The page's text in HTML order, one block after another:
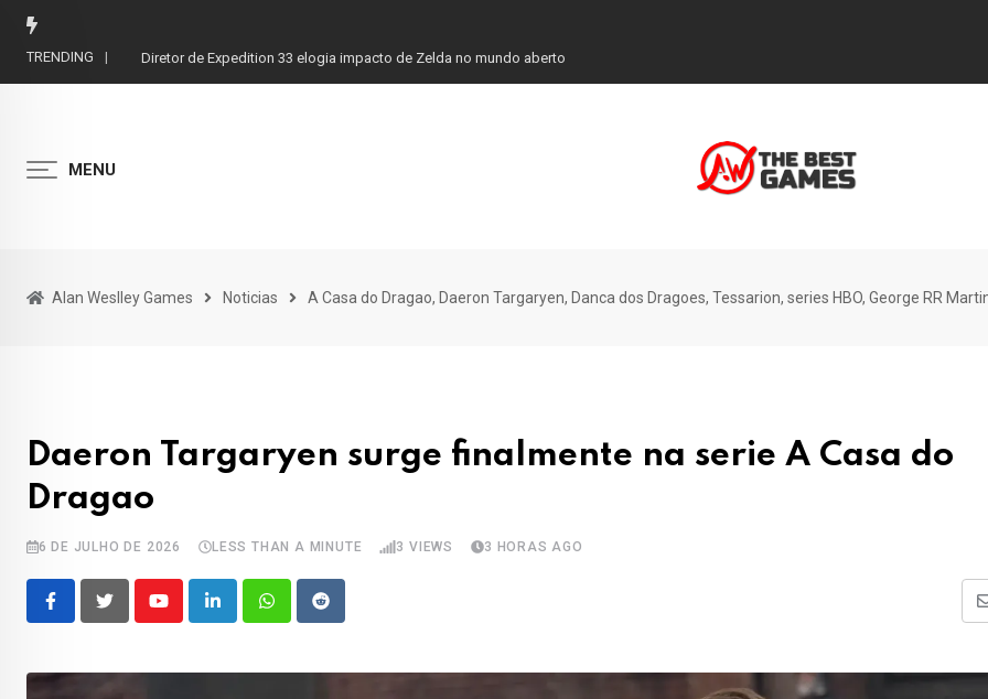
Skip
TRENDING Daeron Targaryen surge finalmente na serie A Casa do Dragao
MENU
Alan Weslley Games Noticias A Casa do Dragao, Daeron Targaryen, Danca dos Dragoes, Tessarion, series HBO, George RR
Daeron Targaryen surge finalmente na serie A Casa do
Dragao
6 DE JULHO DE 2026 LESS THAN A MINUTE 3 VIEWS 3 HORAS AGO
YoutubeLinkedInWhatsappReddit